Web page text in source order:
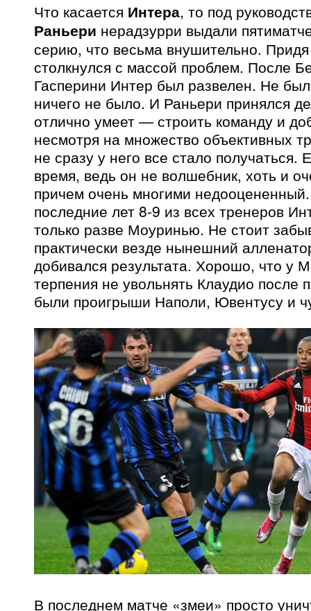
Что касается Интера, то под
Раньери нерадзурри выдали
серию, что весьма внушительно.
столкнулся с массой проблем. После
Гасперини Интер был развелен. Не
ничего не было. И Раньери принялся
отлично умеет — строить команду и
несмотря на множество объективных
не сразу у него все стало
время, ведь он не волшебник, хоть и
причем очень многими
последние лет 8-9 из всех тренеров
только разве Моуринью. Не стоит
практически везде нынешний
добивался результата. Хорошо, что у
терпения не увольнять Клаудио после
были проигрыши Наполи, Ювентусу и
В последнем матче «змеи» просто